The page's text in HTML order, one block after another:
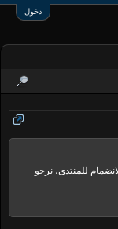
دخول
للمنتدى، نرجو